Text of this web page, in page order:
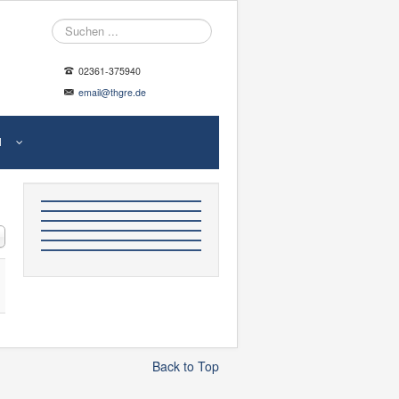
Suche
02361-375940
email@thgre.de
Back to Top